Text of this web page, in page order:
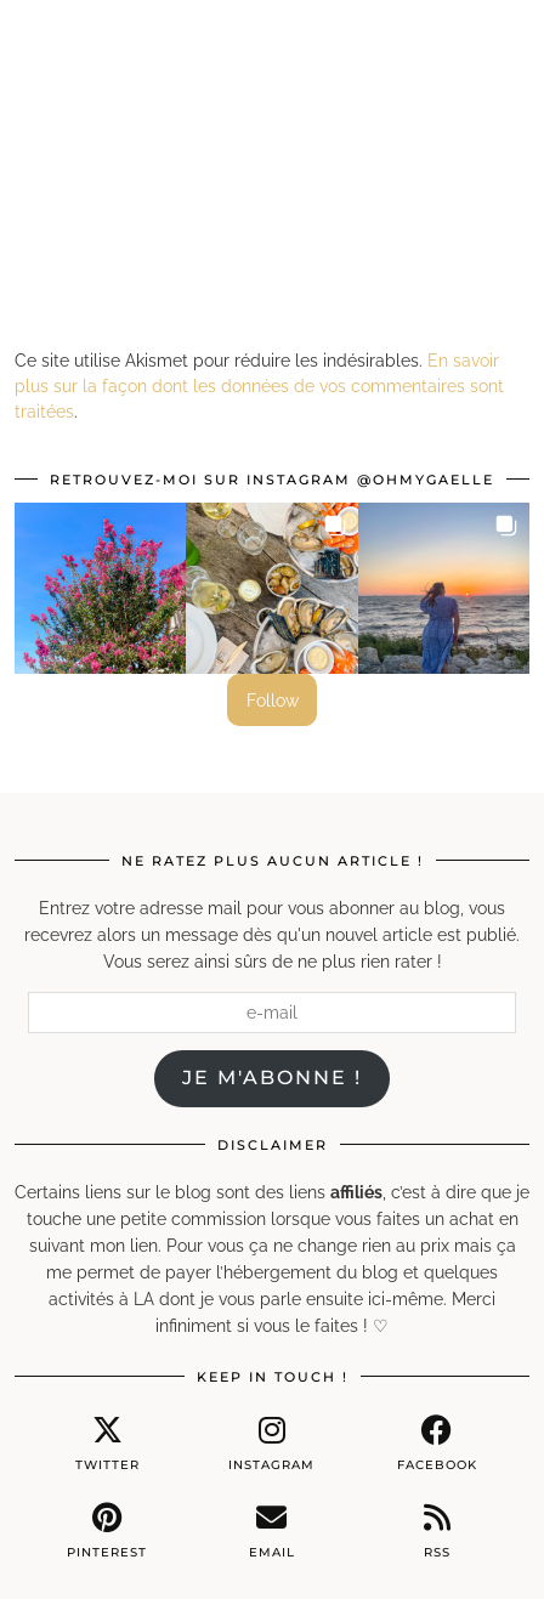
Ce site utilise Akismet pour réduire les indésirables. En savoir
plus sur la façon dont les données de vos commentaires sont
traitées.
RETROUVEZ-MOI SUR INSTAGRAM @OHMYGAELLE
Follow
NE RATEZ PLUS AUCUN ARTICLE !
Entrez votre adresse mail pour vous abonner au blog, vous
recevrez alors un message dès qu'un nouvel article est publié.
Vous serez ainsi sûrs de ne plus rien rater !
mail
JE M'ABONNE !
DISCLAIMER
Certains liens sur le blog sont des liens affiliés , c’est à dire que je
touche une petite commission lorsque vous faites un achat en
suivant mon lien. Pour vous ça ne change rien au prix mais ça
me permet de payer l’hébergement du blog et quelques
activités à LA dont je vous parle ensuite ici-même. Merci
infiniment si vous le faites ! ♡
KEEP IN TOUCH !
TWITTER INSTAGRAM FACEBOOK
PINTEREST EMAIL RSS